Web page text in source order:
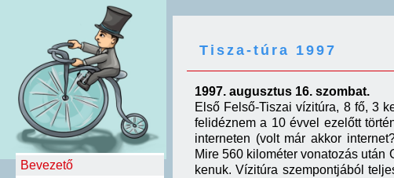
Bevezető
Tisza-túra 1997
1997. augusztus 16. szombat.
Első Felső-Tiszai vízitúra, 8 fő, 3
felidéznem a 10 évvel ezelőtt
interneten (volt már akkor
Mire 560 kilométer vonatozás után
kenuk. Vízitúra szempontjából